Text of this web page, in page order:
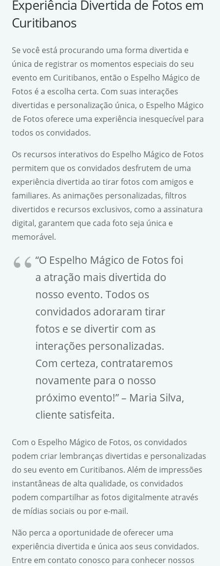
Experiência Divertida de Fotos em
Curitibanos
Se você está procurando uma forma divertida e
única de registrar os momentos especiais do seu
evento em Curitibanos, então o Espelho Mágico de
Fotos é a escolha certa. Com suas interações
divertidas e personalização única, o Espelho Mágico
de Fotos oferece uma experiência inesquecível para
todos os convidados.
Os recursos interativos do Espelho Mágico de Fotos
permitem que os convidados desfrutem de uma
experiência divertida ao tirar fotos com amigos e
familiares. As animações personalizadas, filtros
divertidos e recursos exclusivos, como a assinatura
digital, garantem que cada foto seja única e
memorável.
“O Espelho Mágico de Fotos foi
a atração mais divertida do
nosso evento. Todos os
convidados adoraram tirar
fotos e se divertir com as
interações personalizadas.
Com certeza, contrataremos
novamente para o nosso
próximo evento!” – Maria Silva,
cliente satisfeita.
Com o Espelho Mágico de Fotos, os convidados
podem criar lembranças divertidas e personalizadas
do seu evento em Curitibanos. Além de impressões
instantâneas de alta qualidade, os convidados
podem compartilhar as fotos digitalmente através
de mídias sociais ou por e-mail.
Não perca a oportunidade de oferecer uma
experiência divertida e única aos seus convidados.
Entre em contato conosco para conhecer nossos